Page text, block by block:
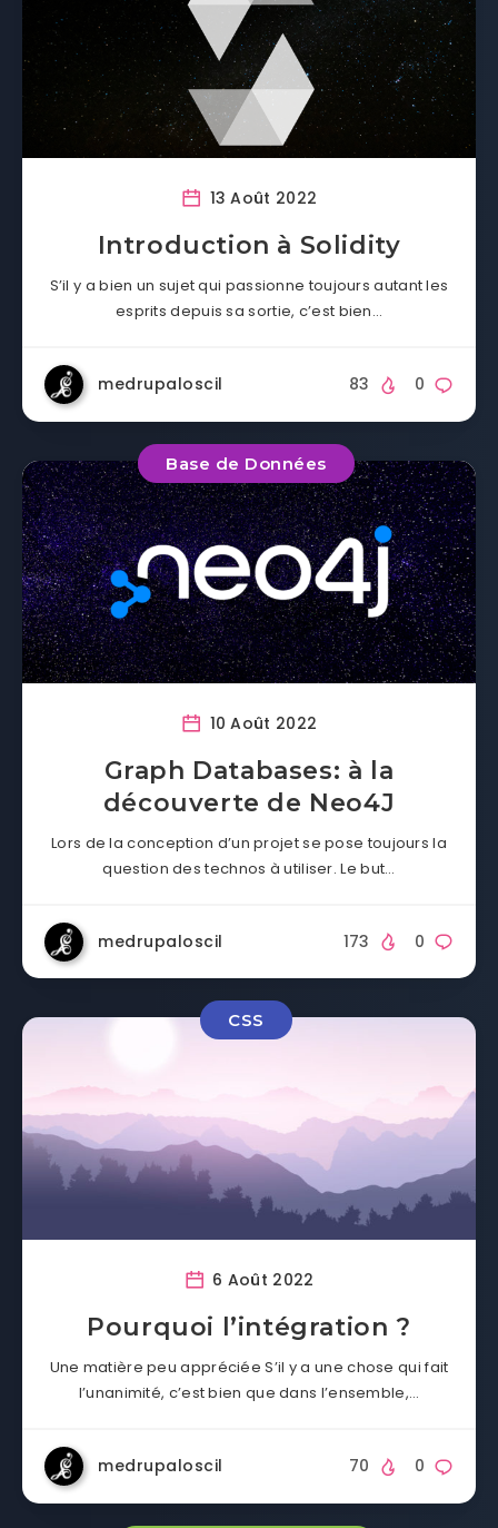
13 Août 2022
Introduction à Solidity
S’il y a bien un sujet qui passionne toujours autant les
esprits depuis sa sortie, c’est bien…
medrupaloscil 0
83
Base de Données
10 Août 2022
Graph Databases: à la
découverte de Neo4J
Lors de la conception d’un projet se pose toujours la
question des technos à utiliser. Le but…
medrupaloscil 0
173
CSS
6 Août 2022
Pourquoi l’intégration ?
Une matière peu appréciée S’il y a une chose qui fait
l’unanimité, c’est bien que dans l’ensemble,…
medrupaloscil 0
70